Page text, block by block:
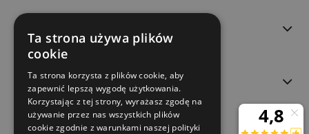
O NAS
Ta strona używa plików
cookie
Ta strona korzysta z plików cookie, aby
zapewnić lepszą wygodę użytkowania.
Korzystając z tej strony, wyrażasz zgodę na
używanie przez nas wszystkich plików
cookie zgodnie z warunkami naszej polityki